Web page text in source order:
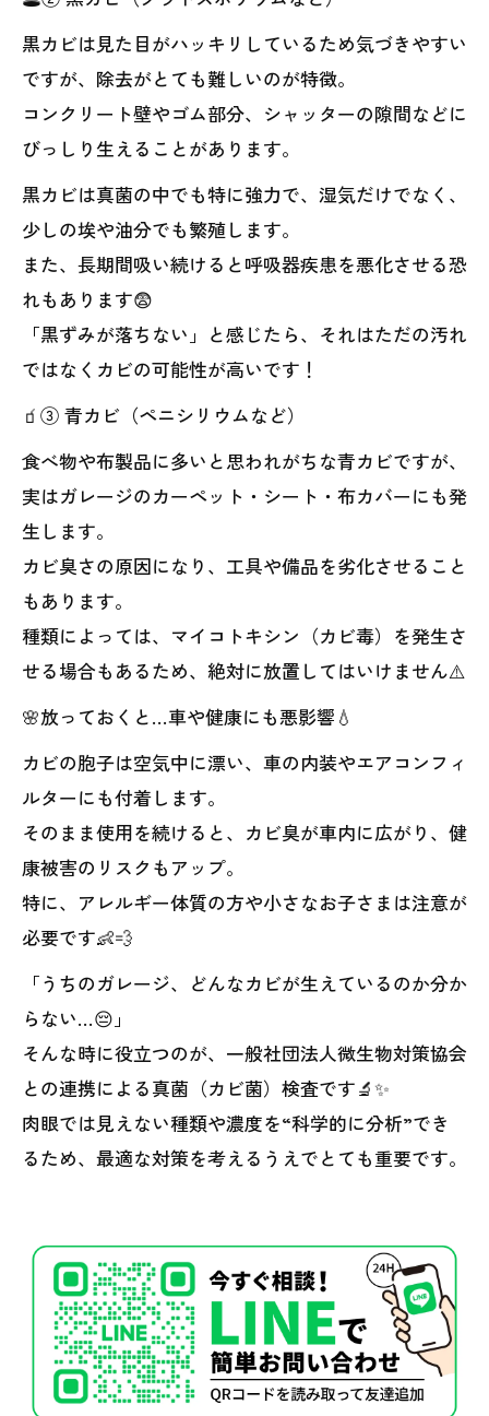
黒カビは見た目がハッキリしているため気づきやすい
ですが、除去がとても難しいのが特徴。
コンクリート壁やゴム部分、シャッターの隙間などに
びっしり生えることがあります。
黒カビは真菌の中でも特に強力で、湿気だけでなく、
少しの埃や油分でも繁殖します。
また、長期間吸い続けると呼吸器疾患を悪化させる恐
れもあります😨
「黒ずみが落ちない」と感じたら、それはただの汚れ
ではなくカビの可能性が高いです！
🧃③ 青カビ（ペニシリウムなど）
食べ物や布製品に多いと思われがちな青カビですが、
実はガレージのカーペット・シート・布カバーにも発
生します。
カビ臭さの原因になり、工具や備品を劣化させること
もあります。
種類によっては、マイコトキシン（カビ毒）を発生さ
せる場合もあるため、絶対に放置してはいけません⚠️
🌸放っておくと…車や健康にも悪影響💧
カビの胞子は空気中に漂い、車の内装やエアコンフィ
ルターにも付着します。
そのまま使用を続けると、カビ臭が車内に広がり、健
康被害のリスクもアップ。
特に、アレルギー体質の方や小さなお子さまは注意が
必要です👶💨
「うちのガレージ、どんなカビが生えているのか分か
らない…😔」
そんな時に役立つのが、一般社団法人微生物対策協会
との連携による真菌（カビ菌）検査です🔬✨
肉眼では見えない種類や濃度を“科学的に分析”でき
るため、最適な対策を考えるうえでとても重要です。